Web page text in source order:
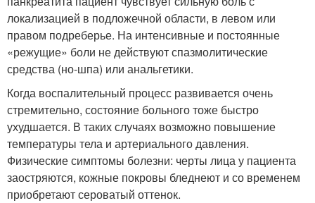
локализацией в подложечной области, в левом или
правом подреберье. На интенсивные и постоянные
«режущие» боли не действуют спазмолитические
средства (но-шпа) или анальгетики.
Когда воспалительный процесс развивается очень
стремительно, состояние больного тоже быстро
ухудшается. В таких случаях возможно повышение
температуры тела и артериального давления.
Физические симптомы болезни: черты лица у пациента
заостряются, кожные покровы бледнеют и со временем
приобретают сероватый оттенок.